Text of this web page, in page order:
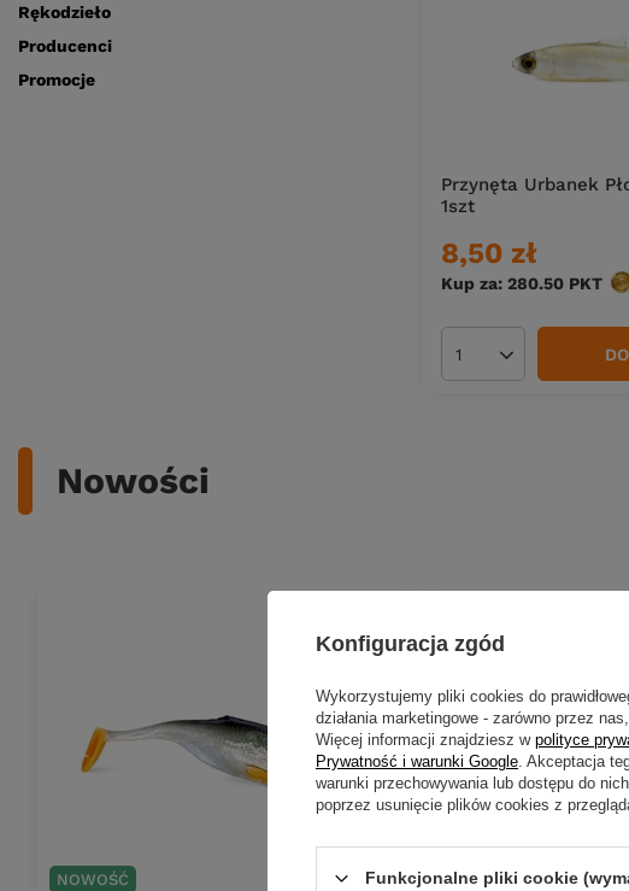
Rękodzieło
Producenci
Promocje
Przynęta Urbanek
1szt
8,50 zł
Kup za: 280.50 PKT
Ilość produktów
Nowości
NOWOŚĆ NOWOŚĆ
Konfiguracja zgód
Wykorzystujemy pliki cookies do
działania marketingowe - zarówno przez
Więcej informacji znajdziesz w polityce
Prywatność i warunki Google. Akceptacja
warunki przechowywania lub dostępu do
poprzez usunięcie plików cookies z
Funkcjonalne pliki cookie